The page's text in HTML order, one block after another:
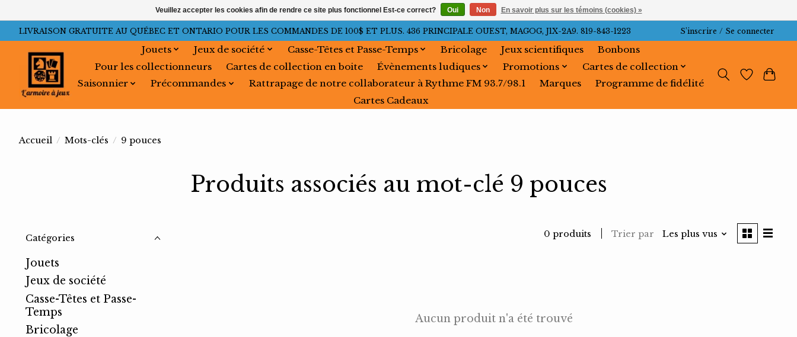
LIVRAISON GRATUITE AU QUÉBEC ET ONTARIO POUR LES COMMANDES DE 100$ ET PLUS. 436 PRINCIPALE OUEST, MAGOG, J1X-2A9. 819-843-1223 S’inscrire / Se connecter
Jouets Jeux de société Casse-Têtes et Passe-Temps Bricolage Jeux scientifiques
Bonbons
Pour les collectionneurs
Cartes de collection en boite Évènements ludiques Promotions
Cartes de collection
Saisonnier
Précommandes Rattrapage de notre collaborateur à Rythme FM 93.7/98.1 Marques
Programme de fidélité
Cartes Cadeaux
Accueil / Mots-clés / 9 pouces
Produits associés au mot-clé 9 pouces
Catégories
Jouets
Jeux de société
Casse-Têtes et Passe-
Temps
Bricolage
0 produits Trier par Les plus vus
Aucun produit n'a été trouvé
Veuillez accepter les cookies afin de rendre ce site plus fonctionnel Est-ce correct? Oui Non En savoir plus sur les témoins (cookies) »